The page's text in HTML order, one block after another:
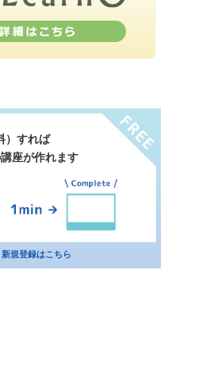
）すれば
座が作れます
新規登録はこちら